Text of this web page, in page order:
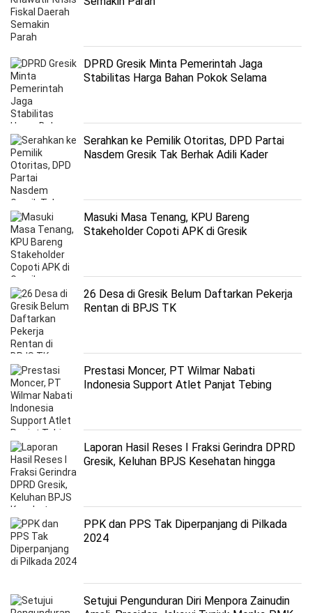
DPRD Gresik Minta Pemerintah Jaga
Stabilitas Harga Bahan Pokok Selama
Serahkan ke Pemilik Otoritas, DPD Partai
Nasdem Gresik Tak Berhak Adili Kader
Masuki Masa Tenang, KPU Bareng
Stakeholder Copoti APK di Gresik
26 Desa di Gresik Belum Daftarkan Pekerja
Rentan di BPJS TK
Prestasi Moncer, PT Wilmar Nabati
Indonesia Support Atlet Panjat Tebing
Laporan Hasil Reses I Fraksi Gerindra DPRD
Gresik, Keluhan BPJS Kesehatan hingga
PPK dan PPS Tak Diperpanjang di Pilkada
2024
Setujui Pengunduran Diri Menpora Zainudin